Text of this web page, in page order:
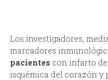
Los investigadores,
marcadores
pacientes con infarto
isquémica del corazón y